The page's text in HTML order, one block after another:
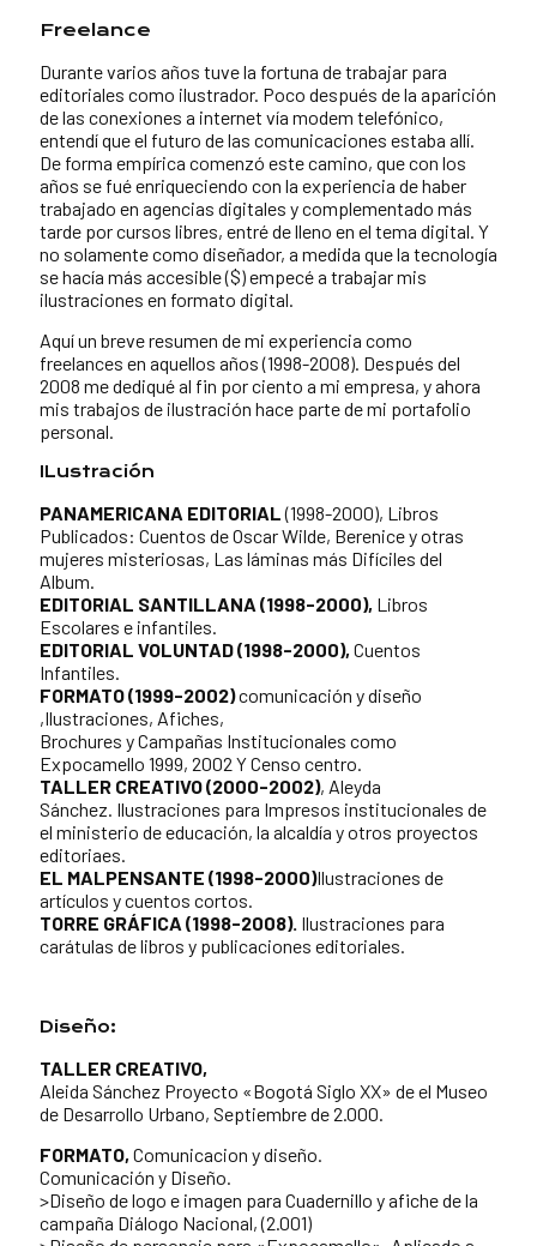
Freelance
Durante varios años tuve la fortuna de trabajar para
editoriales como ilustrador. Poco después de la aparición
de las conexiones a internet vía modem telefónico,
entendí que el futuro de las comunicaciones estaba allí.
De forma empírica comenzó este camino, que con los
años se fué enriqueciendo con la experiencia de haber
trabajado en agencias digitales y complementado más
tarde por cursos libres, entré de lleno en el tema digital. Y
no solamente como diseñador, a medida que la tecnología
se hacía más accesible ($) empecé a trabajar mis
ilustraciones en formato digital.
Aquí un breve resumen de mi experiencia como
freelances en aquellos años (1998-2008). Después del
2008 me dediqué al fin por ciento a mi empresa, y ahora
mis trabajos de ilustración hace parte de mi portafolio
personal.
ILustración
PANAMERICANA EDITORIAL(1998-2000), Libros
Publicados: Cuentos de Oscar Wilde, Berenice y otras
mujeres misteriosas, Las láminas más Difíciles del
Album.
EDITORIAL SANTILLANA (1998-2000), Libros
Escolares e infantiles.
EDITORIAL VOLUNTAD (1998-2000), Cuentos
Infantiles.
FORMATO (1999-2002)comunicación y diseño
,Ilustraciones, Afiches,
Brochures y Campañas Institucionales como
Expocamello 1999, 2002 Y Censo centro.
TALLER CREATIVO (2000-2002), Aleyda
Sánchez. Ilustraciones para Impresos institucionales de
el ministerio de educación, la alcaldía y otros proyectos
editoriaes.
EL MALPENSANTE (1998-2000)Ilustraciones de
artículos y cuentos cortos.
TORRE GRÁFICA (1998-2008). Ilustraciones para
carátulas de libros y publicaciones editoriales.
Diseño:
TALLER CREATIVO,
Aleida Sánchez Proyecto «Bogotá Siglo XX» de el Museo
de Desarrollo Urbano, Septiembre de 2.000.
FORMATO, Comunicacion y diseño.
Comunicación y Diseño.
>Diseño de logo e imagen para Cuadernillo y afiche de la
campaña Diálogo Nacional, (2.001)